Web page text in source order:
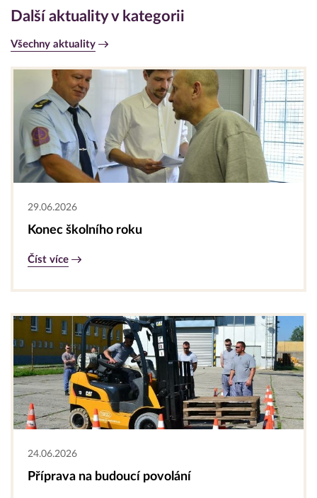
Další aktuality v kategorii
Všechny aktuality
29.06.2026
Konec školního roku
Číst více
24.06.2026
Příprava na budoucí povolání